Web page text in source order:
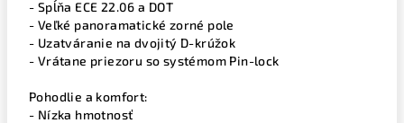
- Spĺňa ECE 22.06 a DOT
- Veľké panoramatické zorné pole
- Uzatváranie na dvojitý D-krúžok
- Vrátane priezoru so systémom Pin-lock
Pohodlie a komfort:
- Nízka hmotnosť